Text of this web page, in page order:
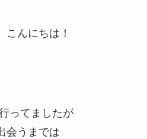
こんにちは！
ってましたが
会うまでは